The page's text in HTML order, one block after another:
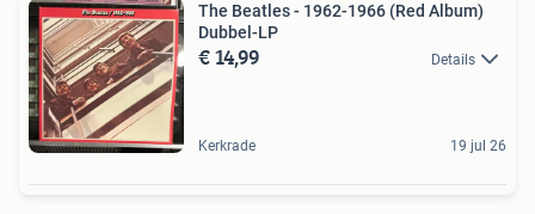
The Beatles - 1962-1966 (Red Album)
Dubbel-LP
€ 14,99 Details
Kerkrade 19 jul 26